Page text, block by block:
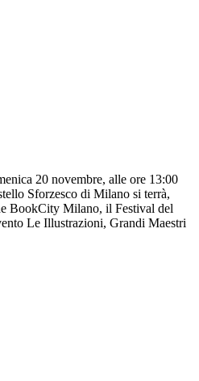
20 novembre, alle ore 13:00
Sforzesco di Milano si terrà,
BookCity Milano, il Festival del
Le Illustrazioni, Grandi Maestri